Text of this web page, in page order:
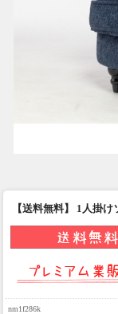
【送料無料】 1人掛
nm1f286k